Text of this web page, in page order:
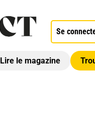
Se
Lire le magazine